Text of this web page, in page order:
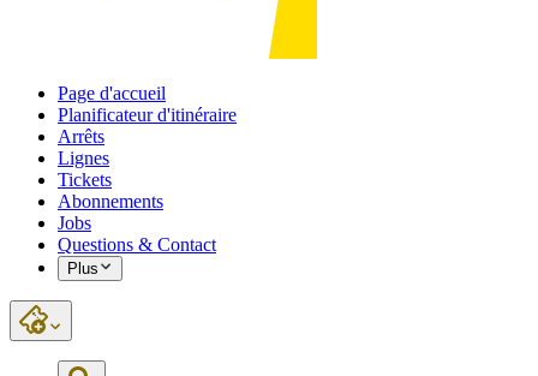
Page d'accueil
Planificateur d'itinéraire
Arrêts
Lignes
Tickets
Abonnements
Jobs
Questions & Contact
Plus